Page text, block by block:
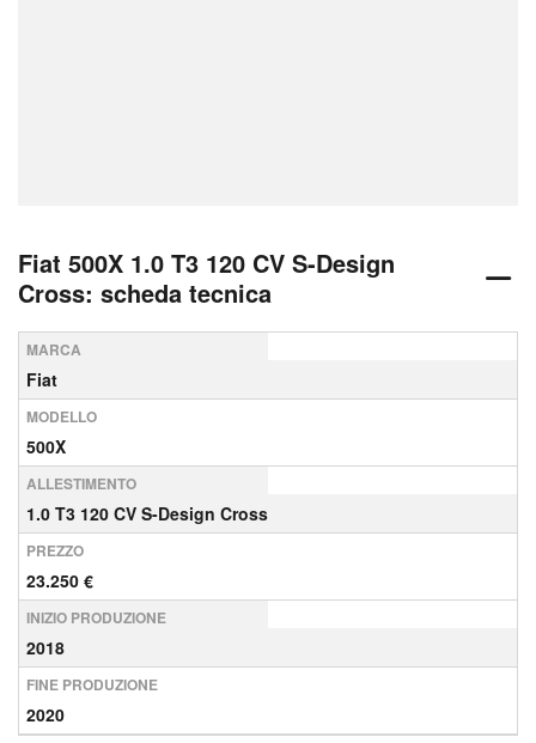
Fiat 500X 1.0 T3 120 CV S-Design
Cross: scheda tecnica
MARCA
Fiat
MODELLO
500X
ALLESTIMENTO
1.0 T3 120 CV S-Design Cross
PREZZO
23.250 €
INIZIO PRODUZIONE
2018
FINE PRODUZIONE
2020